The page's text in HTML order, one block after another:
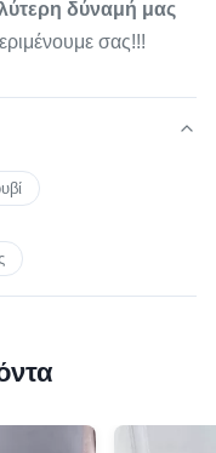
δύναμή μας
σας!!!